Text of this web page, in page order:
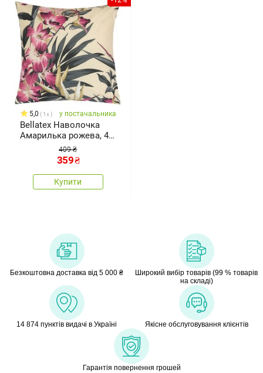
5,0 1x у постачальника
Bellatex Наволочка
Амарилька рожева, 40
409 ₴
359₴
Купити
Безкоштовна доставка від 5 000 ₴
Широкий вибір товарів (99 % товарів
на складі)
14 874 пунктів видачі в Україні Якісне обслуговування клієнтів
Гарантія повернення грошей